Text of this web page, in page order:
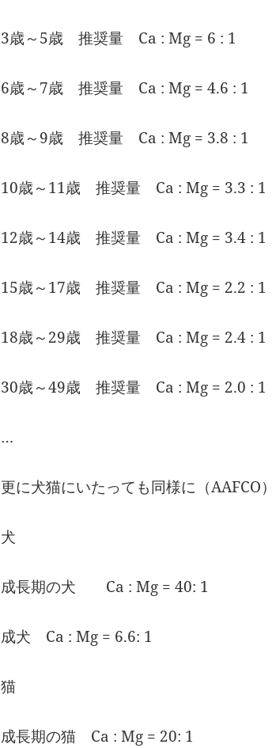
3歳～5歳 推奨量 Ca : Mg = 6 : 1
6歳～7歳 推奨量 Ca : Mg = 4.6 : 1
8歳～9歳 推奨量 Ca : Mg = 3.8 : 1
10歳～11歳 推奨量 Ca : Mg = 3.3 : 1
12歳～14歳 推奨量 Ca : Mg = 3.4 : 1
15歳～17歳 推奨量 Ca : Mg = 2.2 : 1
18歳～29歳 推奨量 Ca : Mg = 2.4 : 1
30歳～49歳 推奨量 Ca : Mg = 2.0 : 1
…
更に犬猫にいたっても同様に（AAFCO
犬
成長期の犬 Ca : Mg = 40: 1
成犬 Ca : Mg = 6.6: 1
猫
成長期の猫 Ca : Mg = 20: 1